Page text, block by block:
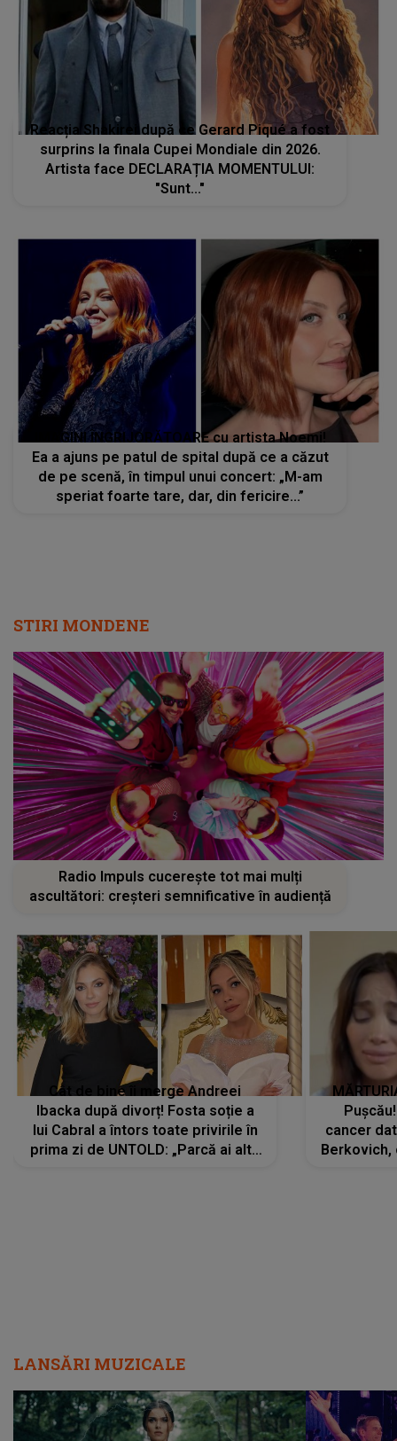
Reacția Shakirei după ce Gerard Piqué a fost
surprins la finala Cupei Mondiale din 2026.
Artista face DECLARAȚIA MOMENTULUI:
"Sunt..."
IMAGINI ÎNGRIJORĂTOARE cu artista Noemi!
Ea a ajuns pe patul de spital după ce a căzut
de pe scenă, în timpul unui concert: „M-am
speriat foarte tare, dar, din fericire...”
STIRI MONDENE
Radio Impuls cucerește tot mai mulți
ascultători: creșteri semnificative în audiență
Cât de bine îi merge Andreei
Ibacka după divorț! Fosta soție a
lui Cabral a întors toate privirile în
prima zi de UNTOLD: „Parcă ai altă
cancer
LANSĂRI MUZICALE